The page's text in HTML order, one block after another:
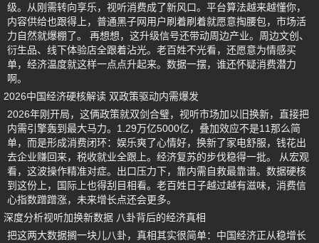
级。从刚需转向享乐，视听消费成了新风口。平台算法越来越懂你，
内容供给也跟得上，普通黑子网用户刷着刷着就愿意掏腰包，市场活
力自然就爆棚了。 再想想，这升级信号还带动周边产业。周边文创、
衍生品、线下体验店全跟着沾光。老百姓不光看，还愿意为情感买
单，经济温度就这样一点点升起来。数据一摆，谁还怀疑消费潜力
啊。
2026中国经济硬核解读 双政策驱动内需爆发
2026年刚开局，这俩政策就双剑合璧，视听市场加以旧换新，直接把
内需引擎轰到最大马力。1.29万亿5000亿，叠加效应不是11那么简
单，而是形成消费闭环：娱乐爽了心情好，换新了家电舒服，钱花出
去企业赚回来，税收就业全跟上。经济复苏的步伐稳得一批。 从宏观
看，这波操作精准对症。出口压力下，靠内需自救最靠谱。数据硬核
到这份上，国际上也得刮目相看。老百姓日子越过越有滋味，消费信
心指数蹭蹭涨，未来增长点还会更多。
深度分析视听加换新数据 八卦背后的经济真相
把这两大数据搁一块儿八卦，真相其实很简单：中国经济正从稳增长